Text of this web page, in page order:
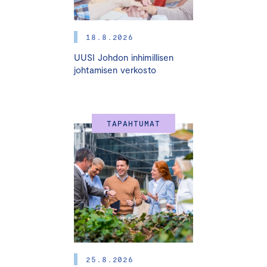
jälkeen. Esitysaineistot jaetaan osallistujille sähköisesti.
Keskuskauppakamari
Talouskatsaus
PääekonomistiJukka Appelqvist, Keskuskauppakamari
Ajankohtaista verolainsäädännöstä
Johtava veroasiantuntijaTomi Viitala,
Keskuskauppakamari
10.30–10.45 Tauko
18.8.2026
UUSI Johdon inhimillisen
johtamisen verkosto
TAPAHTUMAT
25.8.2026